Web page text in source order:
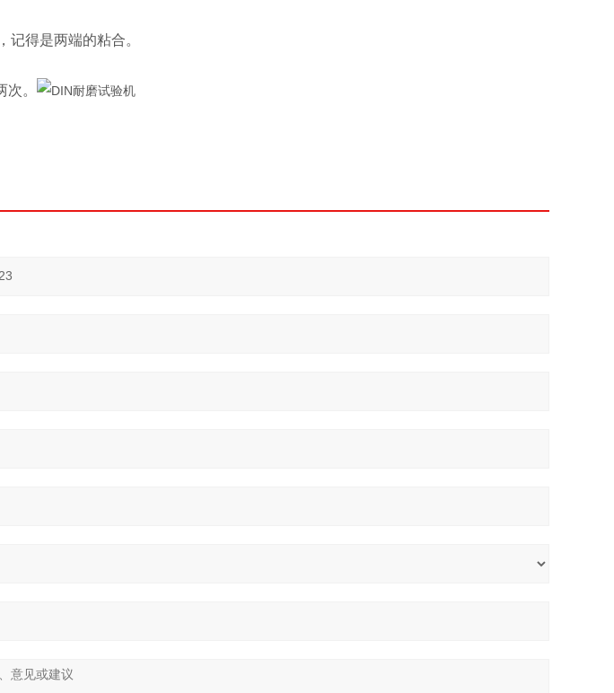
得是两端的粘合。
。